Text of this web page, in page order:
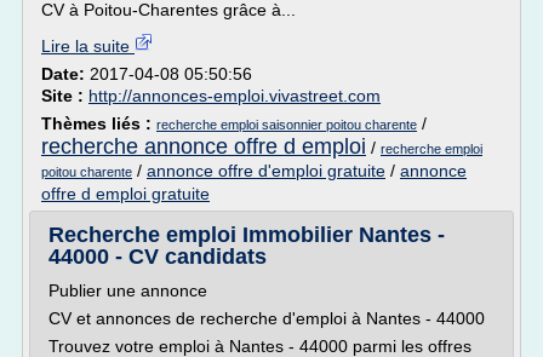
CV à Poitou-Charentes grâce à...
Lire la suite
Date: 2017-04-08 05:50:56
Site : http://annonces-emploi.vivastreet.com
Thèmes liés : recherche emploi saisonnier poitou charente /
recherche annonce offre d emploi / recherche emploi
poitou charente / annonce offre d'emploi gratuite / annonce
offre d emploi gratuite
Recherche emploi Immobilier Nantes -
44000 - CV candidats
Publier une annonce
CV et annonces de recherche d'emploi à Nantes - 44000
Trouvez votre emploi à Nantes - 44000 parmi les offres